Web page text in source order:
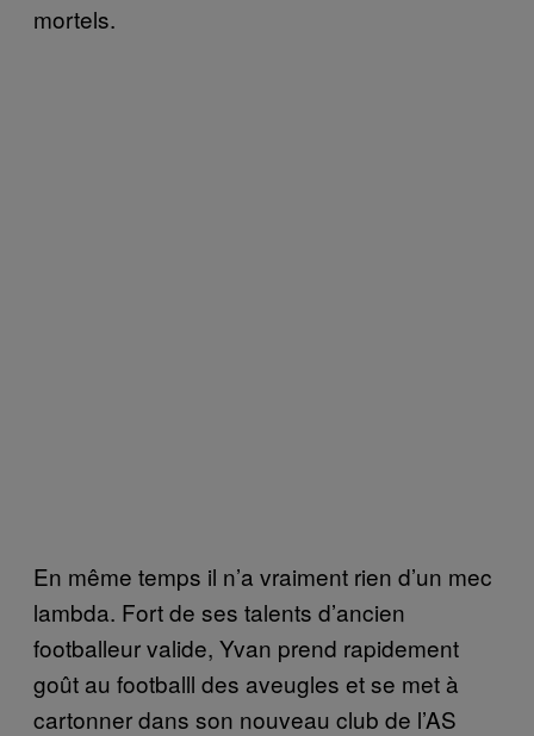
mortels.
En même temps il n’a vraiment rien d’un mec
lambda. Fort de ses talents d’ancien
footballeur valide, Yvan prend rapidement
goût au footballl des aveugles et se met à
cartonner dans son nouveau club de l’AS